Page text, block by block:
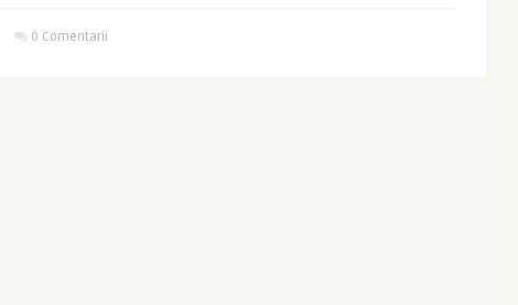
0 Comentarii